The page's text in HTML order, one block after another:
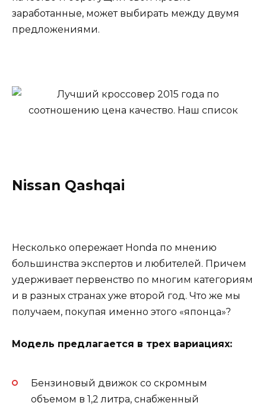
заработанные, может выбирать между двумя
предложениями.
Nissan Qashqai
Несколько опережает Honda по мнению
большинства экспертов и любителей. Причем
удерживает первенство по многим категориям
и в разных странах уже второй год. Что же мы
получаем, покупая именно этого «японца»?
Модель предлагается в трех вариациях:
Бензиновый движок со скромным
объемом в 1,2 литра, снабженный